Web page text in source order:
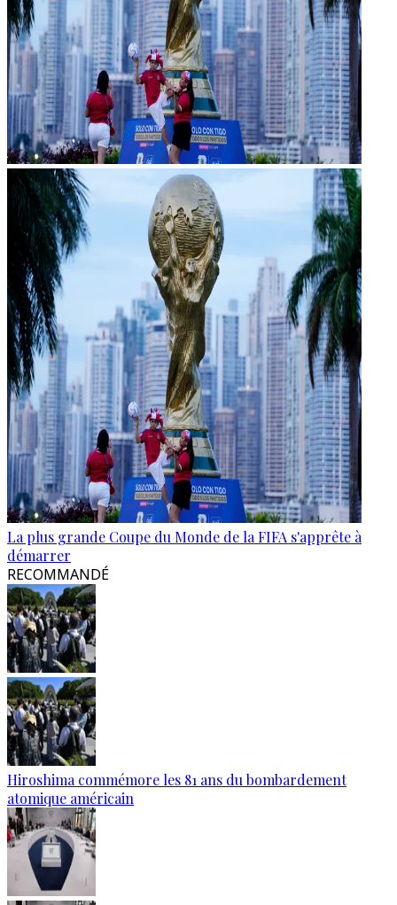
La plus grande Coupe du Monde de la FIFA s'apprête à
démarrer
RECOMMANDÉ
Hiroshima commémore les 81 ans du bombardement
atomique américain